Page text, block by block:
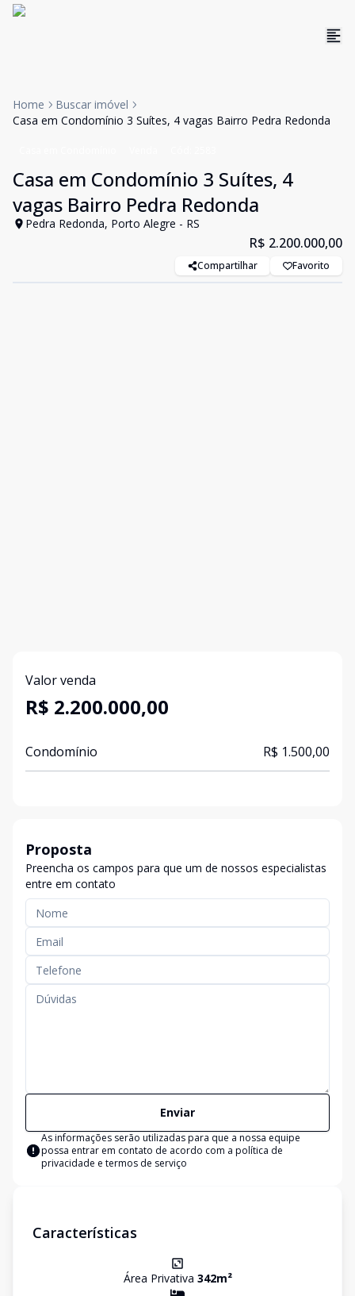
Home
Buscar imóvel
Casa em Condomínio 3 Suítes, 4 vagas Bairro Pedra Redonda
Casa em Condomínio 3 Suítes, 4
vagas Bairro Pedra Redonda
Pedra Redonda, Porto Alegre - RS
R$ 2.200.000,00
Compartilhar Favorito
Valor venda
R$ 2.200.000,00
Condomínio R$ 1.500,00
Proposta
Preencha os campos para que um de nossos especialistas
entre em contato
Enviar
As informações serão utilizadas para que a nossa equipe
possa entrar em contato de acordo com a política de
privacidade e termos de serviço
Características
Área Privativa 342m²